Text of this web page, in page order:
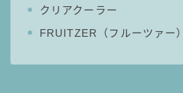
クリアクーラー
FRUITZER（フルーツァー）